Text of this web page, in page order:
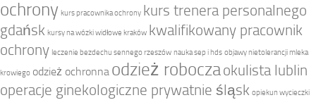
ochrony kurs pracownika ochrony kurs trenera personalnego
gdańsk kursy na wózki widłowe kraków kwalifikowany pracownik
ochrony leczenie bezdechu sennego rzeszów nauka sep i hds objawy nietolerancji mleka
krowiego odzież ochronna odzież roboczaokulista lublin
operacje ginekologiczne prywatnie śląsk opiekun wycieczki